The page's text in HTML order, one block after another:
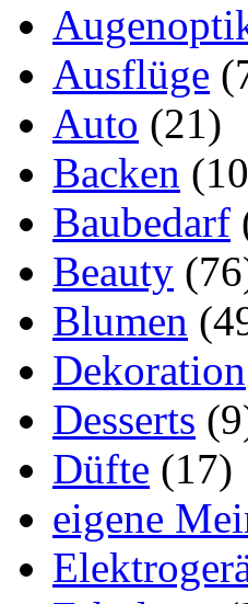
Ausflüge
Auto (21)
Backen
Baubedarf
Beauty
Blumen
Dekoration
Desserts
Düfte (17)
eigene